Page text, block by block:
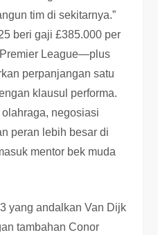
tim di sekitarnya.”
beri gaji £385.000 per
League—plus
perpanjangan satu
klausul performa.
negosiasi
peran lebih besar di
mentor bek muda
yang andalkan Van Dijk
tambahan Conor